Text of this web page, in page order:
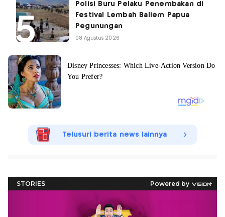
Polisi Buru Pelaku Penembakan di
Festival Lembah Baliem Papua
Pegunungan
08 Agustus 2026
Telusuri berita news lainnya